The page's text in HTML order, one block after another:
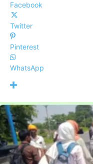
Facebook
Twitter
Pinterest
WhatsApp